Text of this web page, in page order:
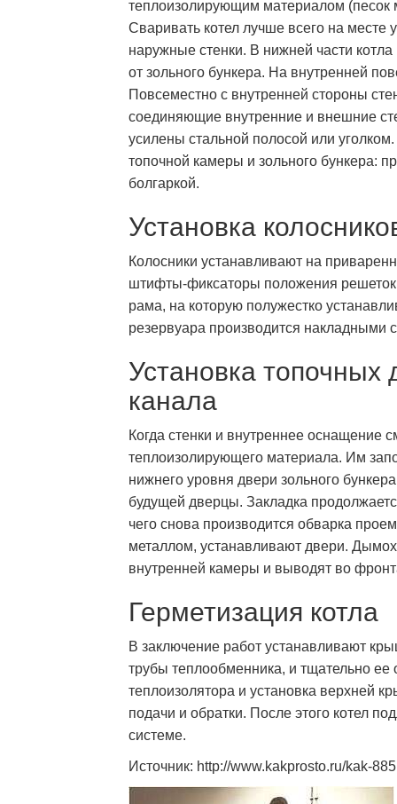
теплоизолирующим материалом (песок
Сваривать котел лучше всего на месте
наружные стенки. В нижней части
от зольного бункера. На внутренней
Повсеместно с внутренней стороны
соединяющие внутренние и внешние
усилены стальной полосой или
топочной камеры и зольного бункера:
болгаркой.
Установка
Колосники устанавливают на
штифты-фиксаторы положения
рама, на которую полужестко
резервуара производится накладными
Установка
канала
Когда стенки и внутреннее оснащение
теплоизолирующего материала. Им
нижнего уровня двери зольного
будущей дверцы. Закладка
чего снова производится обварка
металлом, устанавливают двери.
внутренней камеры и выводят во
Герметизация котла
В заключение работ устанавливают
трубы теплообменника, и тщательно ее
теплоизолятора и установка верхней
подачи и обратки. После этого котел
системе.
Источник: http://www.kakprosto.ru/kak-